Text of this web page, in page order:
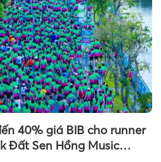
40% giá BIB cho runner
Đất Sen Hồng Music